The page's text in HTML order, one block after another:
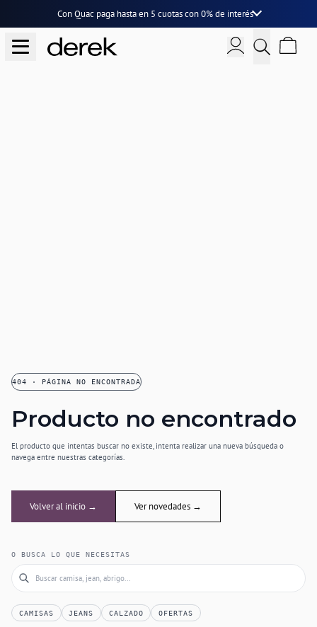
Con Quac paga hasta en 5 cuotascon0% de interés
404 · PÁGINA NO ENCONTRADA
Producto no encontrado
El producto que intentas buscar no existe, intenta realizar una nueva búsqueda o
navega entre nuestras categorías.
Volver al inicio → Ver novedades →
O BUSCA LO QUE NECESITAS
CAMISAS JEANS CALZADO OFERTAS